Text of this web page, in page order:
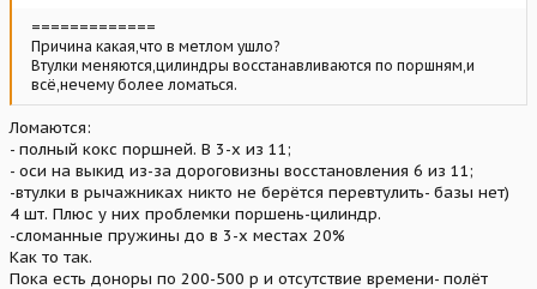
=============
Причина какая,что в метлом ушло?
Втулки меняются,цилиндры восстанавливаются по поршням,и
всё,нечему более ломаться.
Ломаются:
- полный кокс поршней. В 3-х из 11;
- оси на выкид из-за дороговизны восстановления 6 из 11;
-втулки в рычажниках никто не берётся перевтулить- базы нет)
4 шт. Плюс у них проблемки поршень-цилиндр.
-сломанные пружины до в 3-х местах 20%
Как то так.
Пока есть доноры по 200-500 р и отсутствие времени- полёт